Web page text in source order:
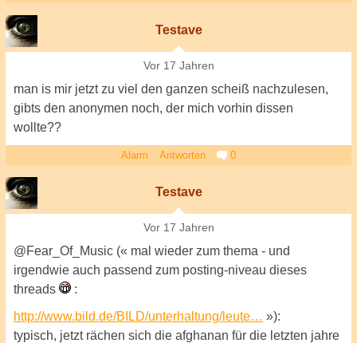
Testave
Vor 17 Jahren
man is mir jetzt zu viel den ganzen scheiß nachzulesen,
gibts den anonymen noch, der mich vorhin dissen
wollte??
Alarm Antworten 0
Testave
Vor 17 Jahren
@Fear_Of_Music (« mal wieder zum thema - und
irgendwie auch passend zum posting-niveau dieses
threads
:
http://www.bild.de/BILD/unterhaltung/leute… »):
typisch, jetzt rächen sich die afghanan für die letzten jahre